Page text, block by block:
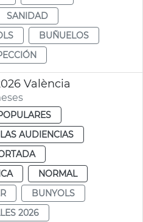
SANIDAD
BUÑUELOS
València
AUDIENCIAS
NORMAL
BUNYOLS
2026